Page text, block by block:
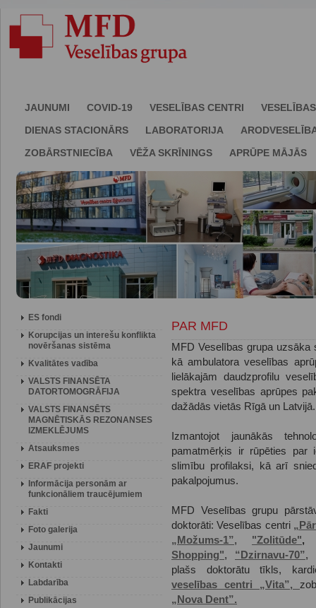
JAUNUMI COVID-19 VESELĪBAS CENTRI
DIENAS STACIONĀRS
LABORATORIJA
ZOBĀRSTNIECĪBA
VĒŽA SKRĪNINGS APRŪPE MĀJĀS
ES fondi
Korupcijas un interešu konflikta
novēršanas sistēma
Kvalitātes vadība
VALSTS FINANSĒTA
DATORTOMOGRĀFIJA
VALSTS FINANSĒTS
MAGNĒTISKĀS REZONANSES
IZMEKLĒJUMS
Atsauksmes
ERAF projekti
Informācija personām ar
funkcionāliem traucējumiem
Fakti
Foto galerija
Jaunumi
Kontakti
Labdarība
Publikācijas
PAR MFD
MFD Veselības grupa
kā ambulatora veselības
lielākajām daudzprofilu
spektra veselības aprūpes
dažādās vietās Rīgā un Latvijā.
Izmantojot jaunākās
pamatmērķis ir rūpēties par
slimību profilaksi, kā arī
pakalpojumus.
MFD Veselības grupu
doktorāti: Veselības centri
„Možums-1”,
"Zolitūde"
Shopping",
“Dzirnavu-70”,
plašs doktorātu tīkls,
veselības centri „Vita”,
„Nova Dent”.